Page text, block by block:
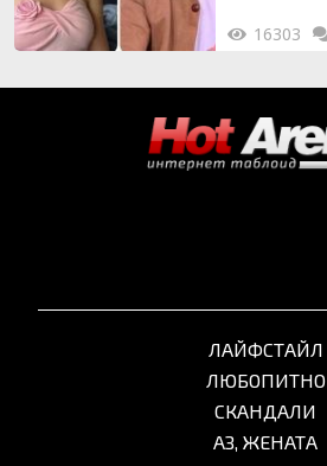
16303
ЛАЙФСТАЙЛ
ЛЮБОПИТНО
СКАНДАЛИ
АЗ, ЖЕНАТА